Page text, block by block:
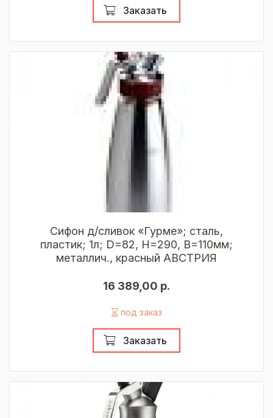
Заказать
Сифон д/сливок «Гурме»; сталь,
пластик; 1л; D=82, H=290, B=110мм;
металлич., красный АВСТРИЯ
16 389,00 р.
под заказ
Заказать